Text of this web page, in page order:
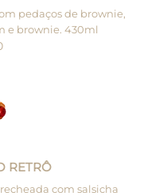
pedaços de brownie,
e brownie. 430ml
RETRÔ
com salsicha